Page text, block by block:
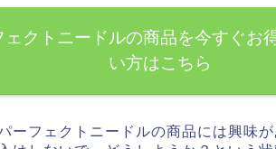
ェクトニードルの商品を今すぐお
い方はこちら
ーフェクトニードルの商品には興味